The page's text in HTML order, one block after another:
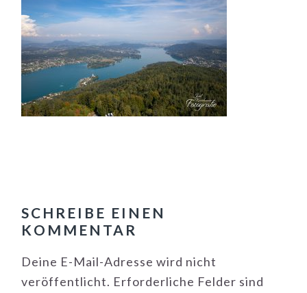
SCHREIBE EINEN
KOMMENTAR
Deine E-Mail-Adresse wird nicht
veröffentlicht. Erforderliche Felder sind